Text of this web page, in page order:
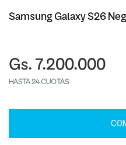
Samsung Galaxy S26
Gs. 7.200.000
HASTA 24 CUOTAS